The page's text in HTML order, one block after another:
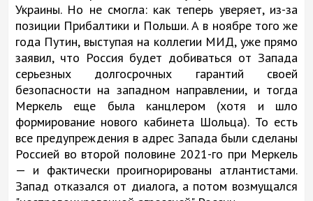
Украины. Но не смогла: как теперь уверяет, из-за
позиции Прибалтики и Польши. А в ноябре того же
года Путин, выступая на коллегии МИД, уже прямо
заявил, что Россия будет добиваться от Запада
серьезных долгосрочных гарантий своей
безопасности на западном направлении, и тогда
Меркель еще была канцлером (хотя и шло
формирование нового кабинета Шольца). То есть
все предупреждения в адрес Запада были сделаны
Россией во второй половине 2021-го при Меркель
— и фактически проигнорированы атлантистами.
Запад отказался от диалога, а потом возмущался